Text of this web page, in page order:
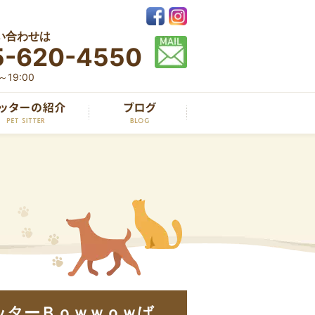
合わせは
620-4550
19:00